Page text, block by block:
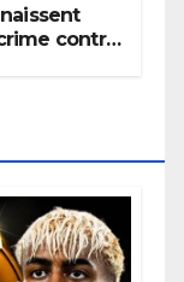
contre